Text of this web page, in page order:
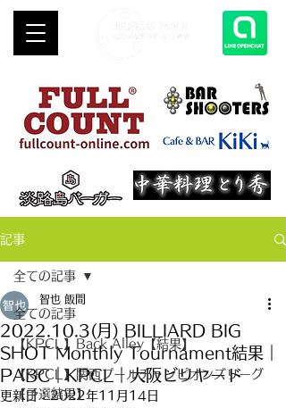
記事
全ての記事
【KPCL】Back Alley【結果】
【KPCL】関西プールチャンピオンズリーグ
【予選結果】
全ての記事
2022.10.3(月) BILLIARD BIG
SHOT Monthly Tournament結果｜
PABC｜KPCL｜大阪ビリヤード
智也 飯間
更新日：2022年11月14日